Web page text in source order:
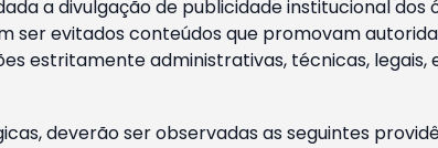
a divulgação de publicidade institucional
ser evitados conteúdos que promovam
estritamente administrativas, técnicas,
deverão ser observadas as seguintes